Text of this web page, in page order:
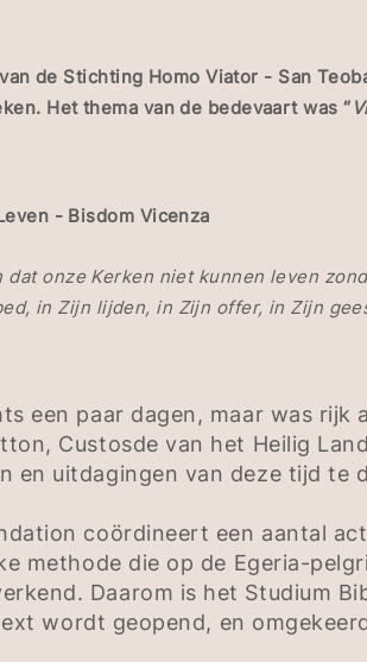
de Stichting Homo Viator - San
Het thema van de bedevaart was “
- Bisdom Vicenza
dat onze Kerken niet kunnen leven
in Zijn lijden, in Zijn offer, in Zijn
een paar dagen, maar was
Custosde van het Heilig
en uitdagingen van deze tijd te
coördineert een aantal
methode die op de Egeria-
Daarom is het Studium
wordt geopend, en